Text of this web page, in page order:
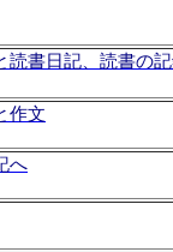
書日記、読書の
作文
へ